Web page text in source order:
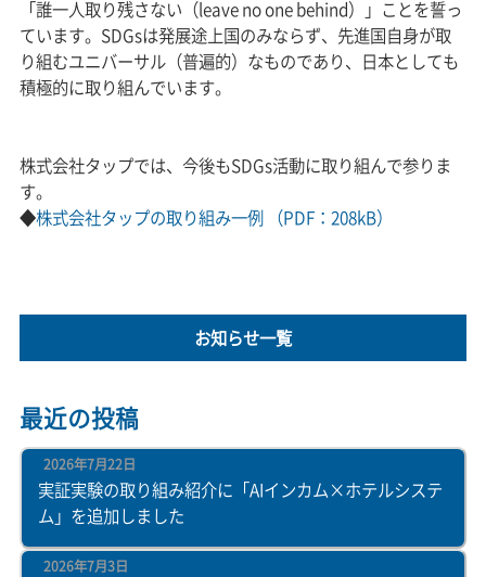
「誰一人取り残さない（leave no one behind）」ことを誓っ
ています。SDGsは発展途上国のみならず、先進国自身が取
り組むユニバーサル（普遍的）なものであり、日本としても
積極的に取り組んでいます。
株式会社タップでは、今後もSDGs活動に取り組んで参りま
す。
◆株式会社タップの取り組み一例 （PDF：208kB）
お知らせ一覧
最近の投稿
実証実験の取り組み紹介に「AIインカム×ホテルシステ
ム」を追加しました
2026年7月22日
2026年7月3日